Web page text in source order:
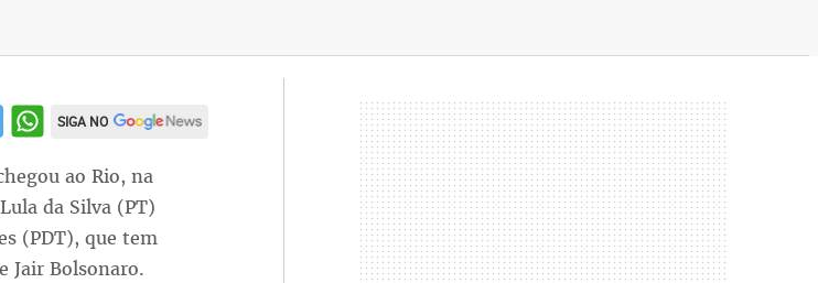
SIGA NO
ao Rio, na
da Silva (PT)
(PDT), que tem
Jair Bolsonaro.